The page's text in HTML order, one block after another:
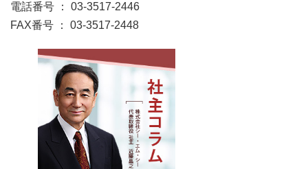
電話番号 ： 03-3517-2446
FAX番号 ： 03-3517-2448